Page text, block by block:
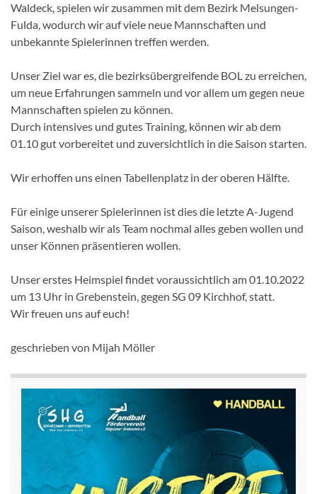
Waldeck, spielen wir zusammen mit dem Bezirk Melsungen-
Fulda, wodurch wir auf viele neue Mannschaften und
unbekannte Spielerinnen treffen werden.
Unser Ziel war es, die bezirksübergreifende BOL zu erreichen,
um neue Erfahrungen sammeln und vor allem um gegen neue
Mannschaften spielen zu können.
Durch intensives und gutes Training, können wir ab dem
01.10 gut vorbereitet und zuversichtlich in die Saison starten.
Wir erhoffen uns einen Tabellenplatz in der oberen Hälfte.
Für einige unserer Spielerinnen ist dies die letzte A-Jugend
Saison, weshalb wir als Team nochmal alles geben wollen und
unser Können präsentieren wollen.
Unser erstes Heimspiel findet voraussichtlich am 01.10.2022
um 13 Uhr in Grebenstein, gegen SG 09 Kirchhof, statt.
Wir freuen uns auf euch!
geschrieben von Mijah Möller